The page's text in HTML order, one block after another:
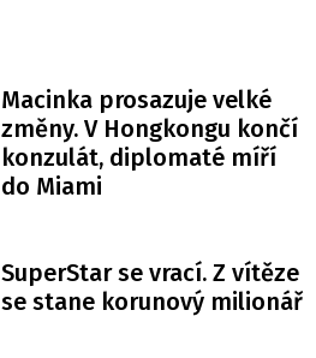
Macinka prosazuje velké
změny. V Hongkongu končí
konzulát, diplomaté míří
do Miami
SuperStar se vrací. Z vítěze
se stane korunový milionář